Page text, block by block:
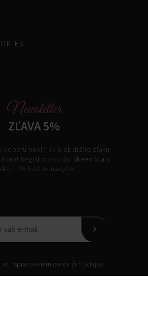
Newsletter
ZĽAVA 5%
odberu noviniek a obdržíte zľavu
Registrovaní do Skeen Stars
20 bodov navyše.
spracovaním osobných údajov.